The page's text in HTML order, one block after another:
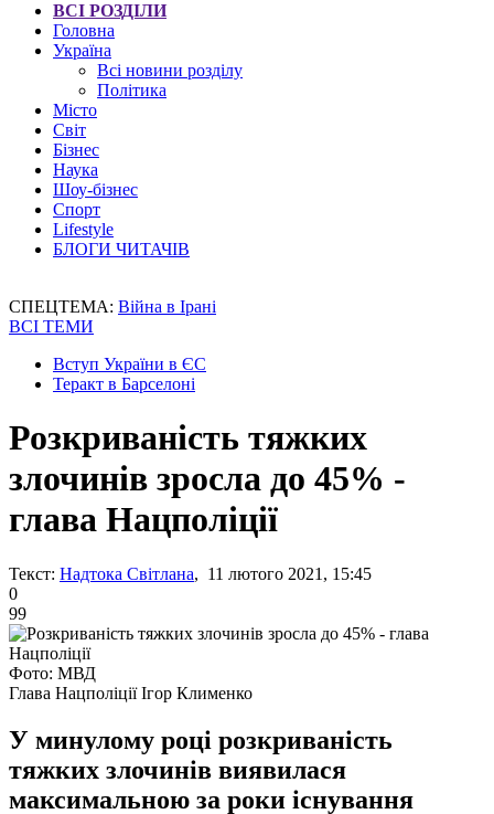
ВСІ РОЗДІЛИ
Головна
Україна
Всі новини розділу
Політика
Місто
Світ
Бізнес
Наука
Шоу-бізнес
Спорт
Lifestyle
БЛОГИ ЧИТАЧІВ
СПЕЦТЕМА: Війна в Ірані
ВСІ ТЕМИ
Вступ України в ЄС
Теракт в Барселоні
Розкриваність тяжких
злочинів зросла до 45% -
глава Нацполіції
Текст: Надтока Світлана, 11 лютого 2021, 15:45
0
99
Фото: МВД
Глава Нацполіції Ігор Клименко
У минулому році розкриваність
тяжких злочинів виявилася
максимальною за роки існування